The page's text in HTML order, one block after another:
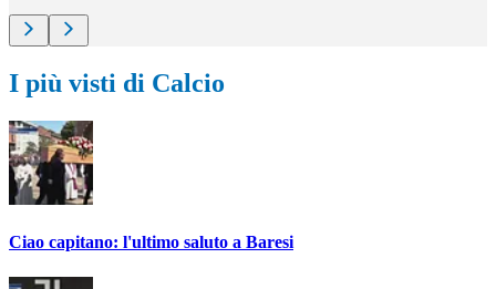
I più visti di Calcio
Ciao capitano: l'ultimo saluto a Baresi